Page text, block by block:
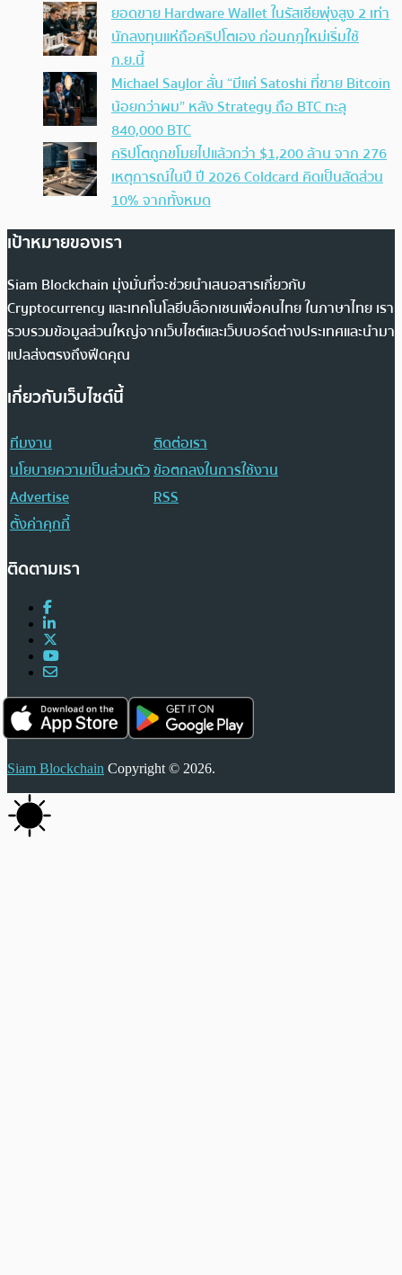
ยอดขาย Hardware Wallet ในรัสเซียพุ่งสูง 2 เท่า
นักลงทุนแห่ถือคริปโตเอง ก่อนกฎใหม่เริ่มใช้
ก.ย.นี้
Michael Saylor ลั่น “มีแค่ Satoshi ที่ขาย Bitcoin
น้อยกว่าผม” หลัง Strategy ถือ BTC ทะลุ
840,000 BTC
คริปโตถูกขโมยไปแล้วกว่า $1,200 ล้าน จาก 276
เหตุการณ์ในปี ปี 2026 Coldcard คิดเป็นสัดส่วน
10% จากทั้งหมด
เป้าหมายของเรา
Siam Blockchain มุ่งมั่นที่จะช่วยนำเสนอสารเกี่ยวกับ
Cryptocurrency และเทคโนโลยีบล็อกเชนเพื่อคนไทย ในภาษาไทย เรา
รวบรวมข้อมูลส่วนใหญ่จากเว็บไซต์และเว็บบอร์ดต่างประเทศและนำมา
แปลส่งตรงถึงฟีดคุณ
เกี่ยวกับเว็บไซต์นี้
ทีมงาน
ติดต่อเรา
นโยบายความเป็นส่วนตัวข้อตกลงในการใช้งาน
Advertise
RSS
ตั้งค่าคุกกี้
ติดตามเรา
Siam Blockchain Copyright © 2026.